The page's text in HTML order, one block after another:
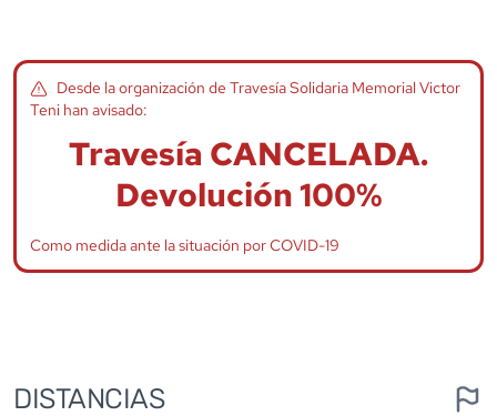
Desde la organización deTravesía Solidaria Memorial Victor
Teni han avisado:
Travesía CANCELADA.
Devolución 100%
Como medida ante la situación por COVID-19
DISTANCIAS